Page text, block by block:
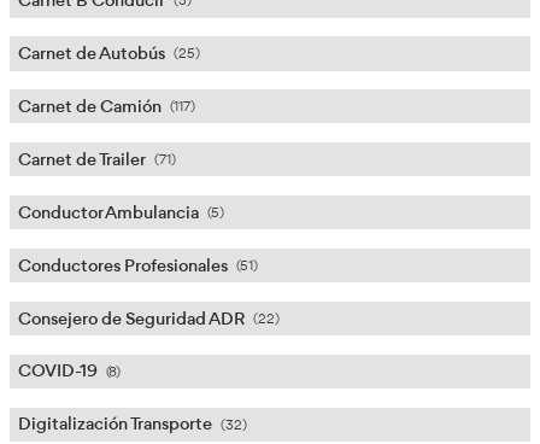
Cambios Normativos Transporte
CAP (65)
Carnet B Conducir
Carnet de Autobús (25)
Carnet de Camión (117)
Carnet de Trailer (71)